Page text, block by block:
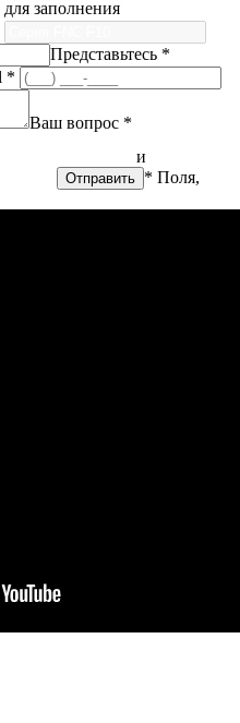
заполнения
Представьтесь *
*
Ваш вопрос *
и
* Поля,